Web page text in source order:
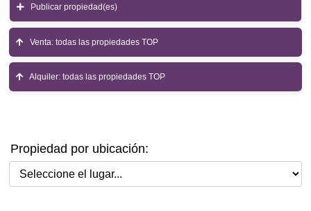
Publicar propiedad(es)
Venta: todas las propiedades TOP
Alquiler: todas las propiedades TOP
Propiedad por ubicación:
Seleccione el lugar